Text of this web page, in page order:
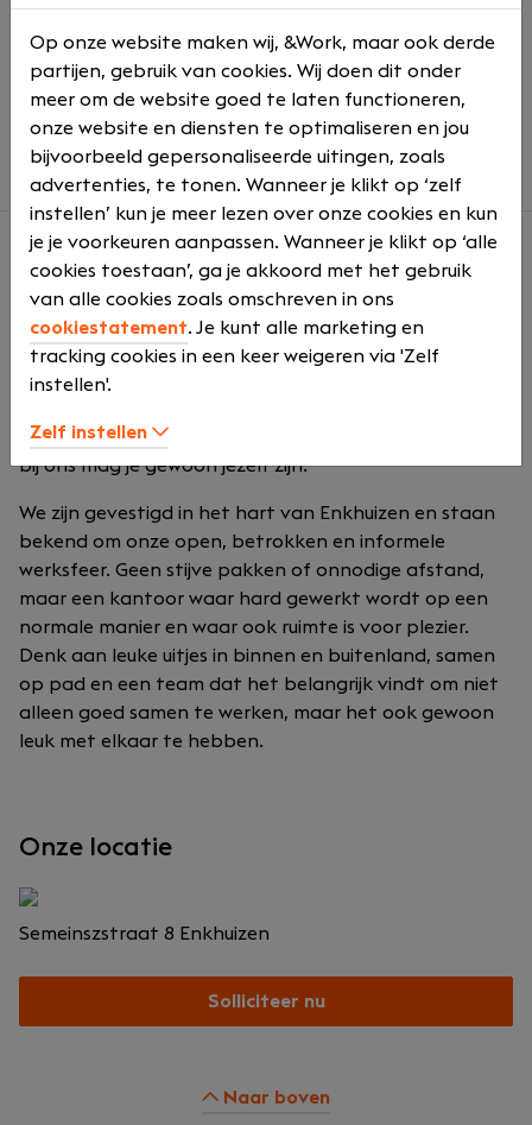
Regelmatig leuke teamuitjes in binnen en
buitenland
Een gezonde balans tussen werk en privé, zonder
overwerkcultuur
Over ons
BijWoestenburg is een accountants- en
belastingadvieskantoor dat professioneel, persoonlijk,
nuchter en een beetje eigenwijs is. We nemen ons werk
Samenwerken vinden we belangrijker dan hiërarchie en
bij ons mag je gewoon jezelf zijn.
We zijn gevestigd in het hart van Enkhuizen en staan
bekend om onze open, betrokken en informele
werksfeer. Geen stijve pakken of onnodige afstand,
maar een kantoor waar hard gewerkt wordt op een
normale manier en waar ook ruimte is voor plezier.
Denk aan leuke uitjes in binnen en buitenland, samen
op pad en een team dat het belangrijk vindt om niet
alleen goed samen te werken, maar het ook gewoon
leuk met elkaar te hebben.
Onze locatie
Semeinszstraat 8 Enkhuizen
Solliciteer nu
Naar boven
Op onze website maken wij, &Work, maar ook derde
partijen, gebruik van cookies. Wij doen dit onder
meer om de website goed te laten functioneren,
onze website en diensten te optimaliseren en jou
bijvoorbeeld gepersonaliseerde uitingen, zoals
advertenties, te tonen. Wanneer je klikt op ‘zelf
instellen’ kun je meer lezen over onze cookies en kun
je je voorkeuren aanpassen. Wanneer je klikt op ‘alle
cookies toestaan’, ga je akkoord met het gebruik
van alle cookies zoals omschreven in ons
cookiestatement. Je kunt alle marketing en
tracking cookies in een keer weigeren via 'Zelf
instellen'.
Zelf instellen